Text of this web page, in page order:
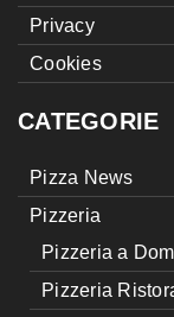
Privacy
Cookies
CATEGORIE
Pizza News
Pizzeria
Pizzeria a
Pizzeria